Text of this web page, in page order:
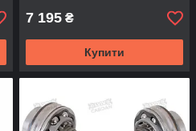
7 195 ₴
Купити